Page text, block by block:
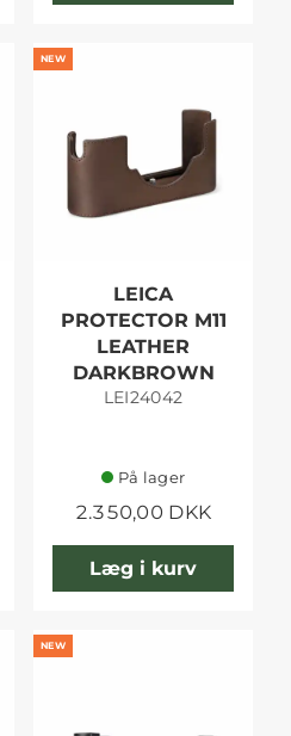
NEW
LEICA
PROTECTOR M11
LEATHER
DARKBROWN
LEI24042
På lager
2.350,00 DKK
Læg i kurv
NEW